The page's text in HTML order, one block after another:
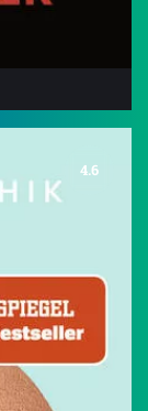
4.6